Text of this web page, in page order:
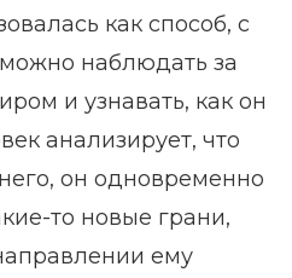
как способ, с
наблюдать за
и узнавать, как он
анализирует, что
он одновременно
то новые грани,
ему